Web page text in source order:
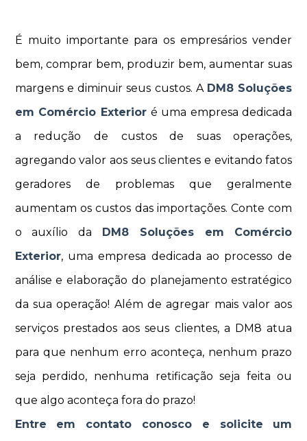
É muito importante para os empresários vender
bem, comprar bem, produzir bem, aumentar suas
margens e diminuir seus custos. A DM8 Soluções
em Comércio Exterioré uma empresa dedicada
a redução de custos de suas operações,
agregando valor aos seus clientes e evitando fatos
geradores de problemas que geralmente
aumentam os custos das importações. Conte com
o auxílio da DM8 Soluções em Comércio
Exterior, uma empresa dedicada ao processo de
análise e elaboração do planejamento estratégico
da sua operação! Além de agregar mais valor aos
serviços prestados aos seus clientes, a DM8 atua
para que nenhum erro aconteça, nenhum prazo
seja perdido, nenhuma retificação seja feita ou
que algo aconteça fora do prazo!
Entre em contato conosco e solicite um